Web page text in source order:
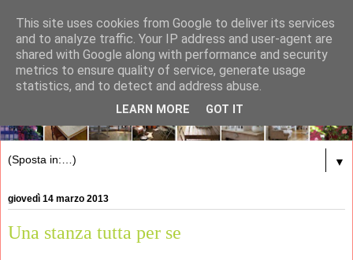
▼
giovedì 14 marzo 2013
Una stanza tutta per se
This site uses cookies from Google to deliver its services
and to analyze traffic. Your IP address and user-agent are
shared with Google along with performance and security
metrics to ensure quality of service, generate usage
statistics, and to detect and address abuse.
LEARN MORE GOT IT